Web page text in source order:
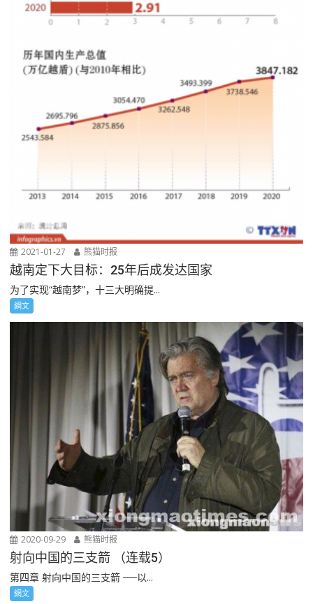
2021-01-27 熊猫时报
越南定下大目标：25年后成发达国家
为了实现“越南梦”，十三大明确提...
網文
2020-09-29 熊猫时报
射向中国的三支箭 （连载5）
第四章 射向中国的三支箭 ──以...
網文